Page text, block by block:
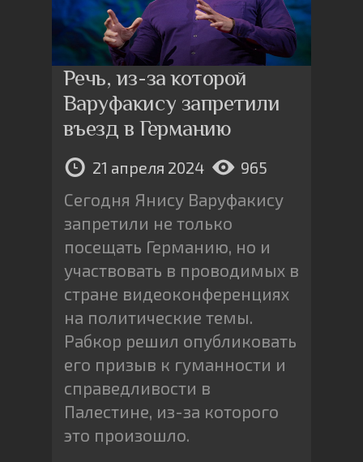
Речь, из-за которой
Варуфакису запретили
въезд в Германию
21 апреля 2024 965
Сегодня Янису Варуфакису
запретили не только
посещать Германию, но и
участвовать в проводимых в
стране видеоконференциях
на политические темы.
Рабкор решил опубликовать
его призыв к гуманности и
справедливости в
Палестине, из-за которого
это произошло.